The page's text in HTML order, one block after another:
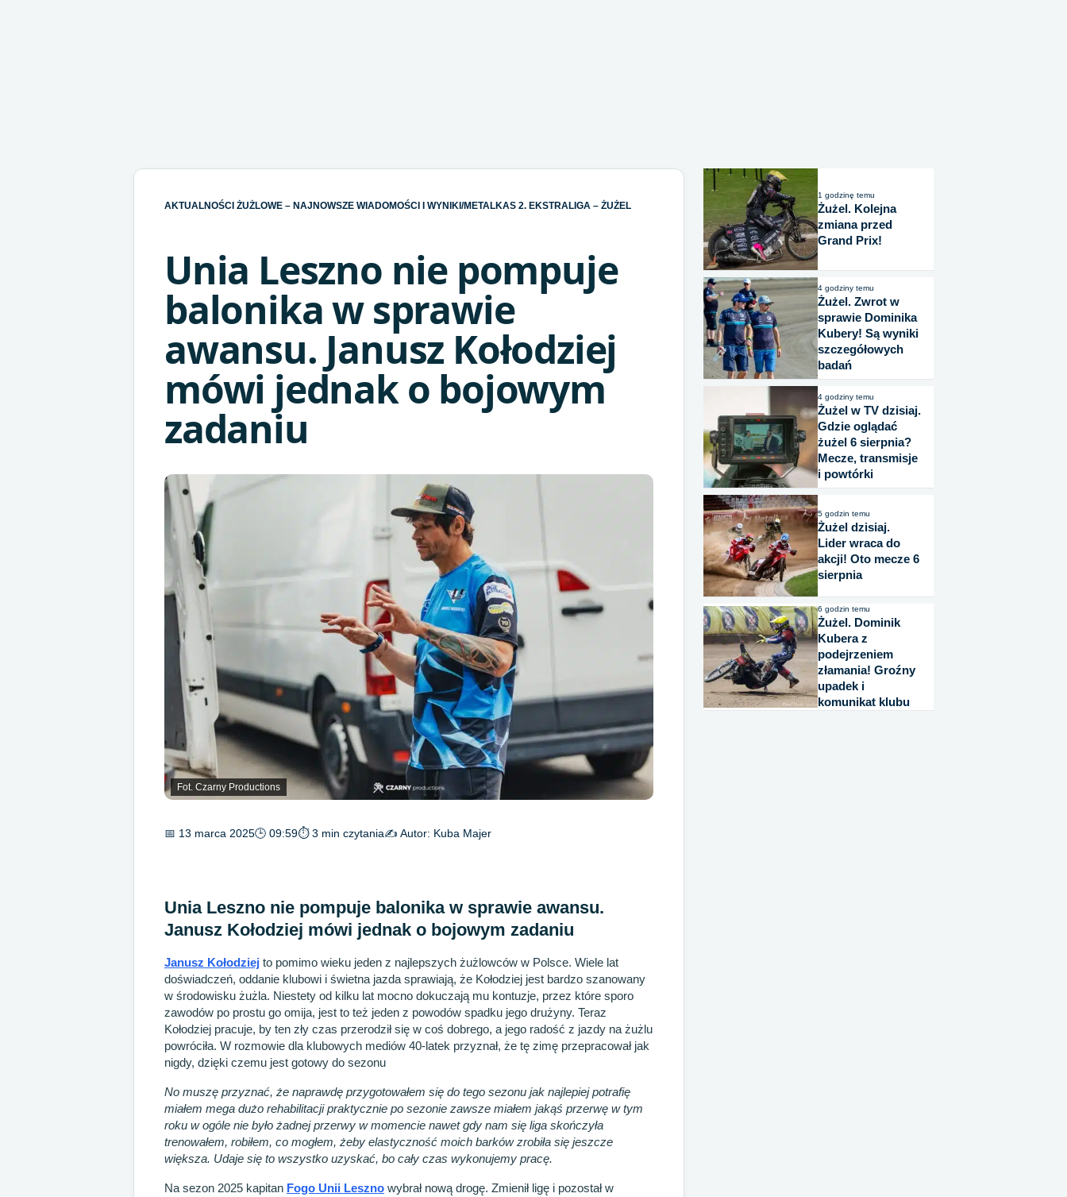
AKTUALNOŚCI ŻUŻLOWE – NAJNOWSZE WIADOMOŚCI I WYNIKI /METALKAS 2. EKSTRALIGA – ŻUŻEL
Unia Leszno nie pompuje
balonika w sprawie
awansu. Janusz Kołodziej
mówi jednak o bojowym
zadaniu
Fot. Czarny Productions
📅 13 marca 2025🕒 09:59⏱ 3 min czytania✍️ Autor: Kuba Majer
Unia Leszno nie pompuje balonika w sprawie awansu.
Janusz Kołodziej mówi jednak o bojowym zadaniu
Janusz Kołodziej to pomimo wieku jeden z najlepszych żużlowców w Polsce. Wiele lat
doświadczeń, oddanie klubowi i świetna jazda sprawiają, że Kołodziej jest bardzo szanowany
w środowisku żużla. Niestety od kilku lat mocno dokuczają mu kontuzje, przez które sporo
zawodów po prostu go omija, jest to też jeden z powodów spadku jego drużyny. Teraz
Kołodziej pracuje, by ten zły czas przerodził się w coś dobrego, a jego radość z jazdy na żużlu
powróciła. W rozmowie dla klubowych mediów 40-latek przyznał, że tę zimę przepracował jak
nigdy, dzięki czemu jest gotowy do sezonu
No muszę przyznać, że naprawdę przygotowałem się do tego sezonu jak najlepiej potrafię
miałem mega dużo rehabilitacji praktycznie po sezonie zawsze miałem jakąś przerwę w tym
roku w ogóle nie było żadnej przerwy w momencie nawet gdy nam się liga skończyła
trenowałem, robiłem, co mogłem, żeby elastyczność moich barków zrobiła się jeszcze
większa. Udaje się to wszystko uzyskać, bo cały czas wykonujemy pracę.
Na sezon 2025 kapitan Fogo Unii Leszno wybrał nową drogę. Zmienił ligę i pozostał w
1 godzinę temu
Żużel. Kolejna
zmiana przed
Grand Prix!
4 godziny temu
Żużel. Zwrot w
sprawie Dominika
Kubery! Są wyniki
szczegółowych
badań
4 godziny temu
Żużel w TV dzisiaj.
Gdzie oglądać
żużel 6 sierpnia?
Mecze, transmisje
i powtórki
5 godzin temu
Żużel dzisiaj.
Lider wraca do
akcji! Oto mecze 6
sierpnia
6 godzin temu
Żużel. Dominik
Kubera z
podejrzeniem
złamania! Groźny
upadek i
komunikat klubu